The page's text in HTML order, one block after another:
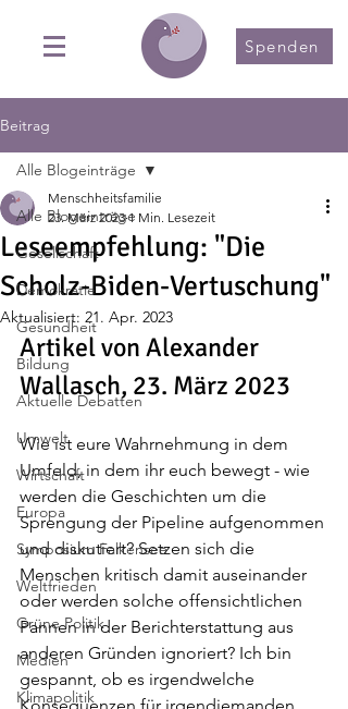
Spenden
Beitrag
Alle Blogeinträge
Gesellschaft
Demokratie
Gesundheit
Bildung
Aktuelle Debatten
Umwelt
Wirtschaft
Europa
Symposium Falkensee
Weltfrieden
Grüne Politik
Medien
Klimapolitik
Alle Blogeinträge
Leseempfehlung: "Die
Scholz-Biden-Vertuschung"
Menschheitsfamilie
23. März 2023 1 Min. Lesezeit
Aktualisiert: 21. Apr. 2023
Artikel von Alexander
Wallasch, 23. März 2023
Wie ist eure Wahrnehmung in dem
Umfeld, in dem ihr euch bewegt - wie
werden die Geschichten um die
Sprengung der Pipeline aufgenommen
und diskutiert? Setzen sich die
Menschen kritisch damit auseinander
oder werden solche offensichtlichen
Pannen in der Berichterstattung aus
anderen Gründen ignoriert? Ich bin
gespannt, ob es irgendwelche